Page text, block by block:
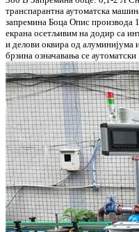
транспарантна аутоматска
запремина Боца Опис
екрана осетљивим на додир са
и делови оквира од алуминијума
брзина означавања се аутоматски ...